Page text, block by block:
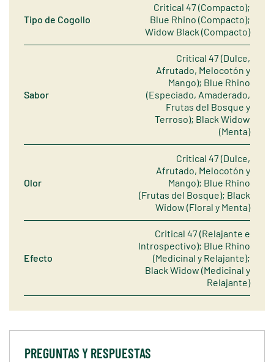
Tipo de Cogollo
Critical 47 (Compacto);
Blue Rhino (Compacto);
Widow Black (Compacto)
Sabor
Critical 47 (Dulce,
Afrutado, Melocotón y
Mango); Blue Rhino
(Especiado, Amaderado,
Frutas del Bosque y
Terroso); Black Widow
(Menta)
Olor
Critical 47 (Dulce,
Afrutado, Melocotón y
Mango); Blue Rhino
(Frutas del Bosque); Black
Widow (Floral y Menta)
Efecto
Critical 47 (Relajante e
Introspectivo); Blue Rhino
(Medicinal y Relajante);
Black Widow (Medicinal y
Relajante)
PREGUNTAS Y RESPUESTAS